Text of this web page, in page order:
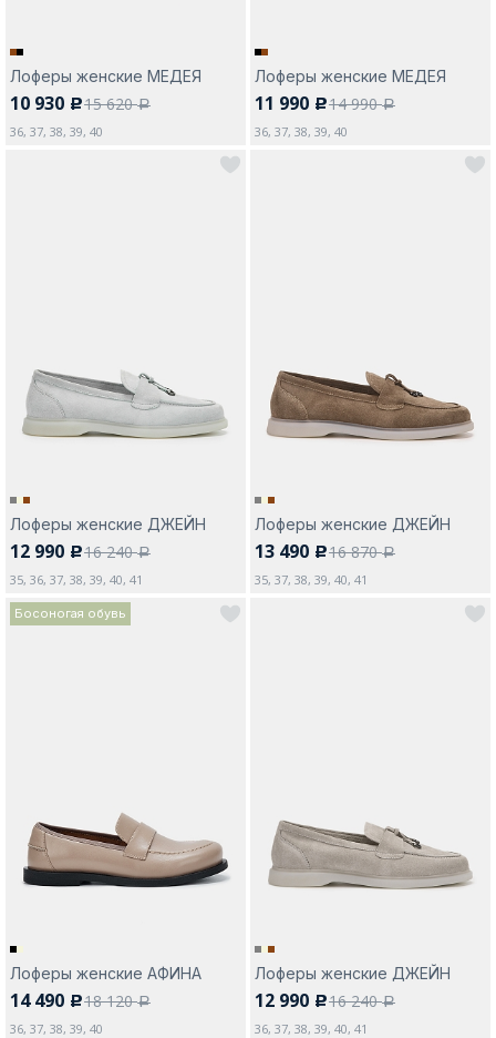
Лоферы женские МЕДЕЯ
10 930 c15 620a
36, 37, 38, 39, 40
Лоферы женские МЕДЕЯ
11 990 c14 990a
36, 37, 38, 39, 40
Лоферы женские ДЖЕЙН
12 990 c16 240a
35, 36, 37, 38, 39, 40, 41
Лоферы женские ДЖЕЙН
13 490 c16 870a
35, 37, 38, 39, 40, 41
Босоногая обувь
Лоферы женские АФИНА
14 490 c18 120a
36, 37, 38, 39, 40
Лоферы женские ДЖЕЙН
12 990 c16 240a
36, 37, 38, 39, 40, 41